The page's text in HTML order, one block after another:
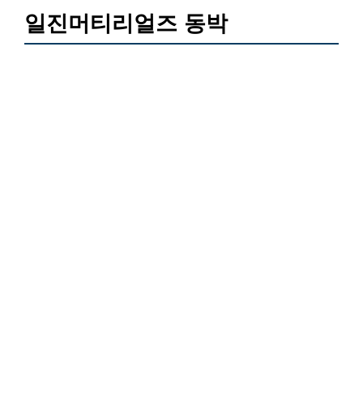
일진머티리얼즈 동박